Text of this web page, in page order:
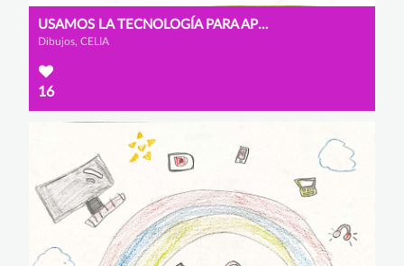
USAMOS LA TECNOLOGÍA PARA APRENDER
Dibujos, CELIA
16